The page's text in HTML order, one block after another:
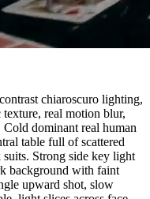
chiaroscuro lighting,
real motion blur,
dominant real human
table full of scattered
Strong side key light
background with faint
upward shot, slow